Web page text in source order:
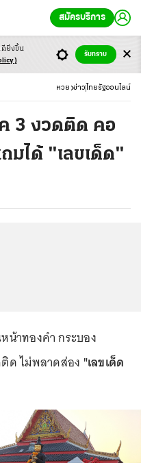
สมัครบริการ
หวย ข่าว ไทยรัฐออนไลน์
3 งวดติด คอ
มได้ "เลขเด็ด"
น้าทองคำ กระบอง
ด ไม่พลาดส่อง "เลขเด็ด
ดียิ่งขึ้น
รับทราบ